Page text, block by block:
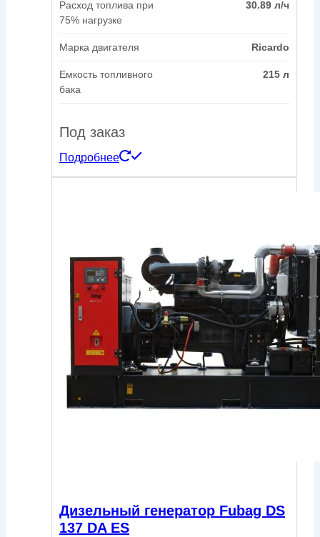
Расход топлива при
75% нагрузке
30.89 л/ч
Марка двигателя Ricardo
Емкость топливного
бака
215 л
Под заказ
Подробнее
Дизельный генератор Fubag DS
137 DA ES